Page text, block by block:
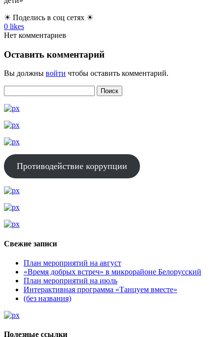
☀ Поделись в соц сетях ☀
0 likes
Нет комментариев
Оставить комментарий
Вы должны войти чтобы оставить комментарий.
Противодействие коррупции
Свежие записи
План мероприятий на август
«Время добрых встреч» в микрорайоне Белорусский
План мероприятий на июль
Интерактивная программа «Танцуем вместе»
(без названия)
Полезные ссылки